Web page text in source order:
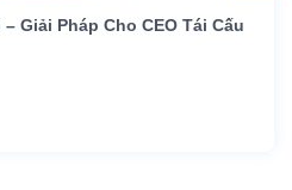
Giải Pháp Cho CEO Tái Cấu